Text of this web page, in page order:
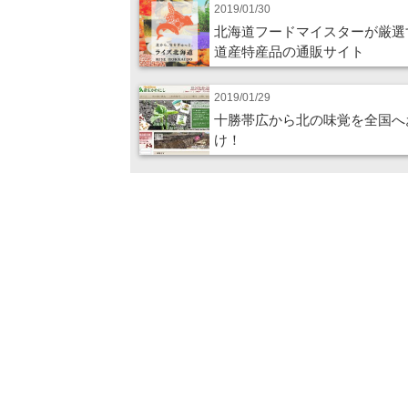
2019/01/30
北海道フードマイスターが厳選
道産特産品の通販サイト
2019/01/29
十勝帯広から北の味覚を全国へ
け！